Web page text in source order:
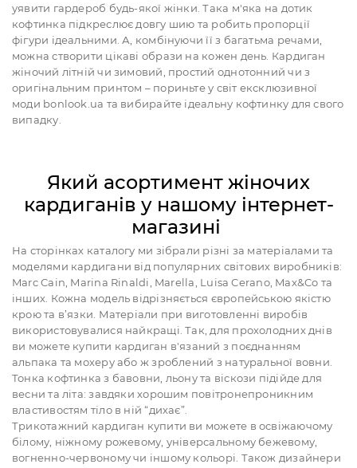
уявити гардероб будь-якої жінки. Така м'яка на дотик
кофтинка підкреслює довгу шию та робить пропорції
фігури ідеальними. А, комбінуючи її з багатьма речами,
можна створити цікаві образи на кожен день. Кардиган
жіночий літній чи зимовий, простий однотонний чи з
оригінальним принтом – пориньте у світ ексклюзивної
моди bonlook.ua та вибирайте ідеальну кофтинку для свого
випадку.
Який асортимент жіночих
кардиганів у нашому інтернет-
магазині
На сторінках каталогу ми зібрали різні за матеріалами та
моделями кардигани від популярних світових виробників:
Marc Cain, Marina Rinaldi, Marella, Luisa Cerano, Max&Co та
інших. Кожна модель відрізняється європейською якістю
крою та в’язки. Матеріали при виготовленні виробів
використовувалися найкращі. Так, для прохолодних днів
ви можете купити кардиган в'язаний з поєднанням
альпака та мохеру або ж зроблений з натуральної вовни.
Тонка кофтинка з бавовни, льону та віскози підійде для
весни та літа: завдяки хорошим повітронепроникним
властивостям тіло в ній “дихає”.
Трикотажний кардиган купити ви можете в освіжаючому
білому, ніжному рожевому, універсальному бежевому,
вогненно-червоному чи іншому кольорі. Також дизайнери